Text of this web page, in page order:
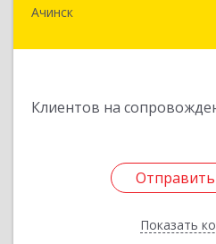
Ачинск
Клиентов на
Отправить
Показать
662150, Красноярский
Отправить